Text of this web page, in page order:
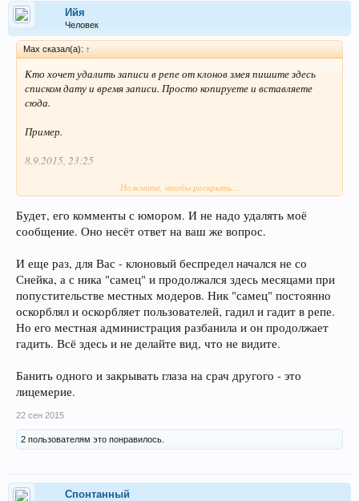
Ийя
Человек
Max сказал(а): ↑
Кто хочет удалить записи в репе от клонов змея пишите здесь
списком дату и время записи. Просто копируете и вставляете
сюда.
Пример.
8.9.2015, 23:25
Как накидаете, удалю скриптомили могу удалить вообще все
Никому не будет жалко?
Нажмите, чтобы раскрыть...
Будет, его комменты с юмором. И не надо удалять моё
сообщение. Оно несёт ответ на ваш же вопрос.
И еще раз, для Вас - клоновый беспредел начался не со
Снейка, а с ника "самец" и продолжался здесь месяцами при
попустительстве местных модеров. Ник "самец" постоянно
оскорблял и оскорбляет пользователей, гадил и гадит в репе.
Но его местная администрация разбанила и он продолжает
гадить. Всё здесь и не делайте вид, что не видите.
Банить одного и закрывать глаза на срач другого - это
лицемерие.
22 сен 2015
2 пользователям это понравилось.
Спонтанный